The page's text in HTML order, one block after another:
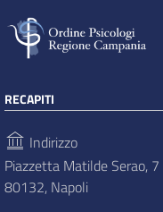
RECAPITI
Indirizzo
Piazzetta Matilde Serao, 7
80132, Napoli